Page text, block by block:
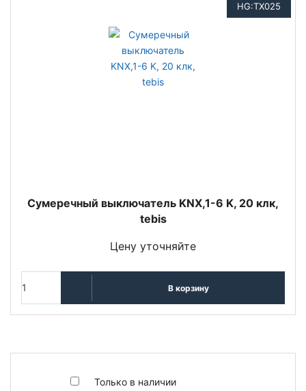
Только в наличии
HG:TX025
Сумеречный выключатель KNX,1-6 K, 20 клк,
tebis
Цену уточняйте
В корзину